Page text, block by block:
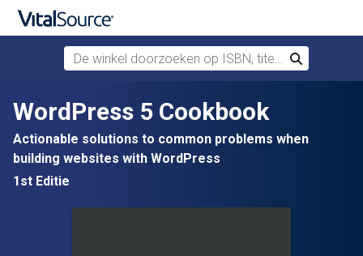
Verdergaan naar belangrijkste inhoud
De winkel doorzoeken op ISBN, titel of auteur
Zoek
WordPress 5 Cookbook
Actionable solutions to common problems when
building websites with WordPress
1st Editie